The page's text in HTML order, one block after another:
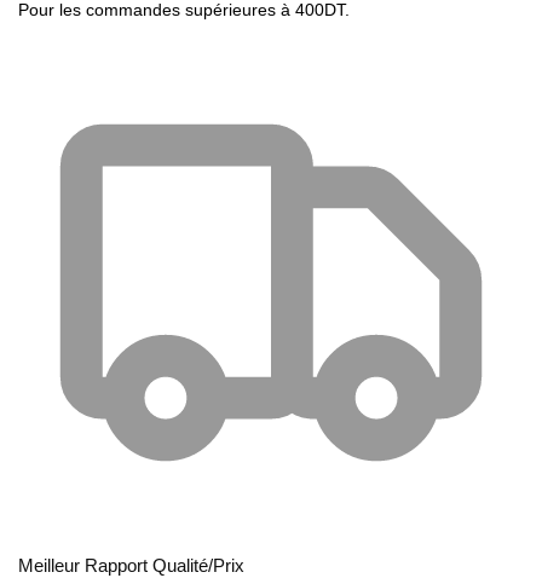
Pour les commandes supérieures à 400DT.
Meilleur Rapport Qualité/Prix